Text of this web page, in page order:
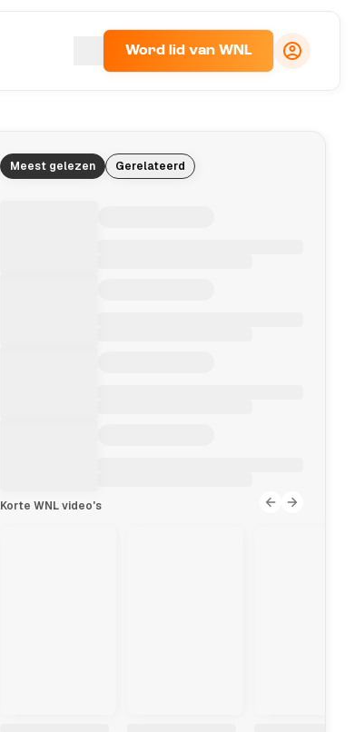
Word lid van WNL
Meest gelezen Gerelateerd
Korte WNL video's